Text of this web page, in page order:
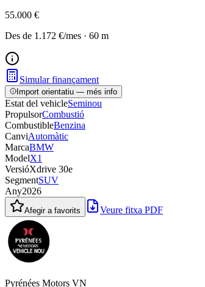
55.000 €
Des de 1.172 €/mes · 60 m
Simular finançament
Import orientatiu — més info
Estat del vehicleSeminou
PropulsorCombustió
CombustibleBenzina
CanviAutomàtic
MarcaBMW
ModelX1
VersióXdrive 30e
SegmentSUV
Any2026
Afegir a favorits Veure fitxa PDF
Pyrénées Motors VN